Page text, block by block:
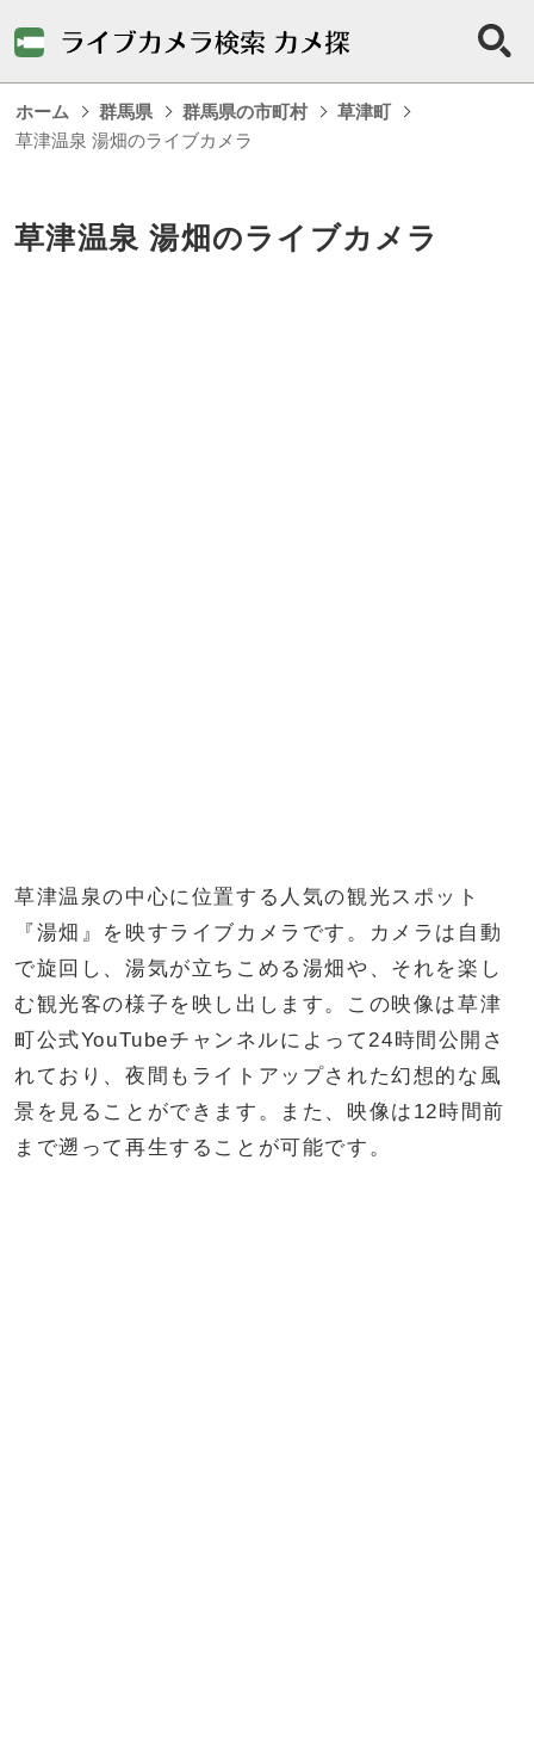
ホーム 群馬県 群馬県の市町村
草津町
草津温泉 湯畑のライブカメラ
草津温泉 湯畑のライブカメラ
草津温泉の中心に位置する人気の観光スポット
『湯畑』を映すライブカメラです。カメラは自動
で旋回し、湯気が立ちこめる湯畑や、それを楽し
む観光客の様子を映し出します。この映像は草津
町公式YouTubeチャンネルによって24時間公開さ
れており、夜間もライトアップされた幻想的な風
景を見ることができます。また、映像は12時間前
まで遡って再生することが可能です。